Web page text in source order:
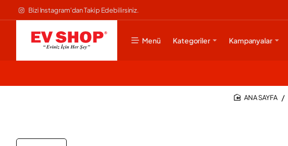
Bizi Instagram'dan Takip Edebilirsiniz.
Menü Kategoriler Kampanyalar